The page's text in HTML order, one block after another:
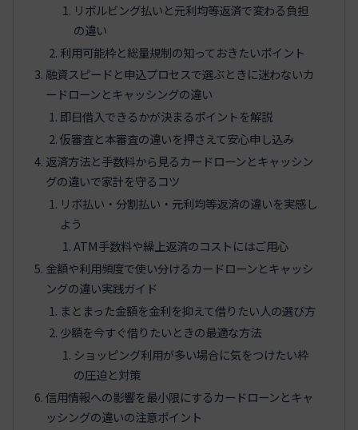
リボルビング払いと元利均等返済で変わる負担
の違い
利用可能枠と総量規制の知っておきたいポイント
融資スピードと申込プロセスで選ぶときに迷わないカ
ードローンとキャッシングの違い
即日借入できるかが決まるポイントを解説
仮審査と本審査の違いを押さえて安心申し込み
返済方法と手数料から見るカードローンとキャッシン
グの違いで家計を守るコツ
リボ払い・分割払い・元利均等返済の違いを実感し
よう
ATM手数料や繰上返済のコストにはご用心
金額や利用頻度で使い分けるカードローンとキャッシ
ングの違い実践ガイド
まとまった金額を金利を抑えて借りたい人の選び方
少額を今すぐ借りたいときの最適な方法
ショッピング利用が多い場合に気をつけたい枠
の圧迫と対策
信用情報への影響を最小限にするカードローンとキャ
ッシングの違いの注意ポイント